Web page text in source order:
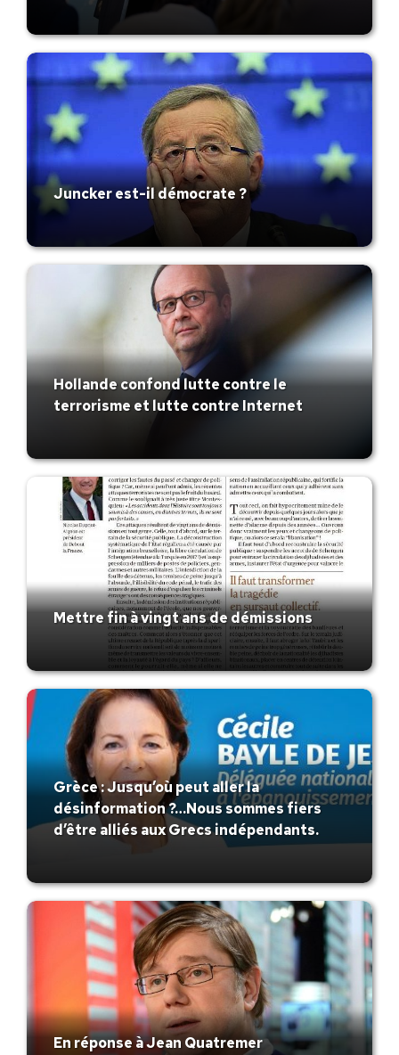
Juncker est-il démocrate ?
Hollande confond lutte contre le
terrorisme et lutte contre Internet
Mettre fin à vingt ans de démissions
Grèce : Jusqu’où peut aller la
désinformation ?…Nous sommes fiers
d’être alliés aux Grecs indépendants.
En réponse à Jean Quatremer